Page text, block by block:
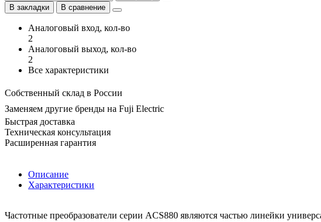
В закладки
В сравнение
Аналоговый вход, кол-во
2
Аналоговый выход, кол-во
2
Все характеристики
Собственный склад в России
Заменяем другие бренды на Fuji Electric
Быстрая доставка
Техническая консультация
Расширенная гарантия
Описание
Характеристики
Частотные преобразователи серии ACS880 являются частью линейки